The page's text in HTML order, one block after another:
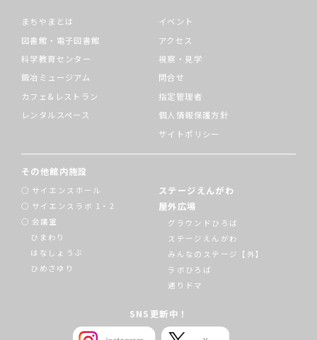
まちやまとは
図書館・電子図書館
科学教育センター
鍛冶ミュージアム
カフェ&レストラン
レンタルスペース
イベント
アクセス
視察・見学
問合せ
指定管理者
個人情報保護方針
サイトポリシー
その他館内施設
サイエンスホール
サイエンスラボ 1・2
会議室
ひまわり
はなしょうぶ
ひめさゆり
ステージえんがわ
屋外広場
グラウンドひろば
ステージえんがわ
みんなのステージ【外】
ラボひろば
通りドマ
SNS更新中！